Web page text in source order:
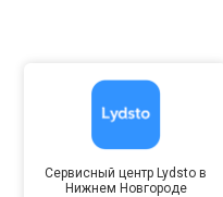
Сервисный центр Lydsto в
Нижнем Новгороде